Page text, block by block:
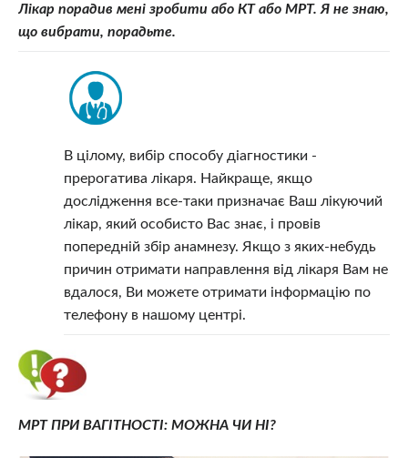
Лікар порадив мені зробити або КТ або МРТ. Я не знаю,
що вибрати, порадьте.
В цілому, вибір способу діагностики -
прерогатива лікаря. Найкраще, якщо
дослідження все-таки призначає Ваш лікуючий
лікар, який особисто Вас знає, і провів
попередній збір анамнезу. Якщо з яких-небудь
причин отримати направлення від лікаря Вам не
вдалося, Ви можете отримати інформацію по
телефону в нашому центрі.
МРТ ПРИ ВАГІТНОСТІ: МОЖНА ЧИ НІ?